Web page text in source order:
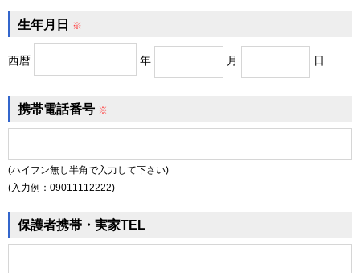
生年月日 ※
西暦 年 月 日
携帯電話番号 ※
(ハイフン無し半角で入力して下さい)
(入力例：09011112222)
保護者携帯・実家TEL